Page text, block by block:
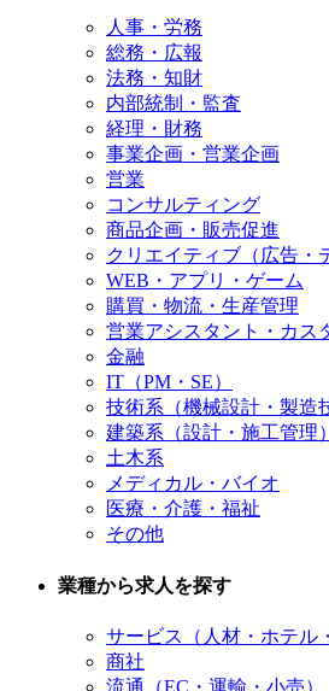
人事・労務
総務・広報
法務・知財
内部統制・監査
経理・財務
事業企画・営業企画
営業
コンサルティング
商品企画・販売促進
クリエイティブ（広告・
WEB・アプリ・ゲーム
購買・物流・生産管理
営業アシスタント・カス
金融
IT（PM・SE）
技術系（機械設計・製造
建築系（設計・施工管理）
土木系
メディカル・バイオ
医療・介護・福祉
その他
業種から求人を探す
サービス（人材・ホテル
商社
流通（EC・運輸・小売）